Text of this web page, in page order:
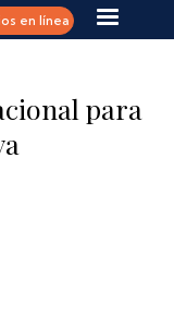
en línea
para